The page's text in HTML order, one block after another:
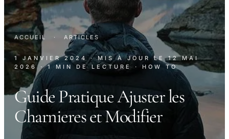
ACCUEIL · ARTICLES
1 JANVIER 2024 · MIS À JOUR LE12 MAI
2026
· 1 MIN DE LECTURE · HOW TO
Guide Pratique Ajuster les
Charnieres et Modifier